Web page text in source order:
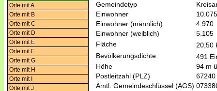
Orte mit A
Orte mit B
Orte mit C
Orte mit D
Orte mit E
Orte mit F
Orte mit G
Orte mit H
Orte mit I
Orte mit J
Gemeindetyp
Einwohner
10.075
Einwohner (männlich)
4.970
Einwohner (weiblich)
5.105
Fläche
20,50
Bevölkerungsdichte
491
Höhe
94 m
Postleitzahl (PLZ)
67240
Amtl. Gemeindeschlüssel (AGS)